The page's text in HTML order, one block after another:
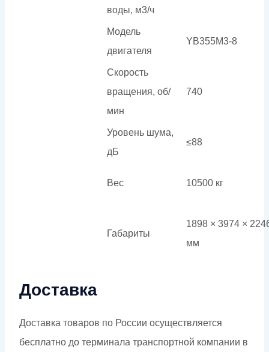
воды, м3/ч
Модель
двигателя
YB355M3-8
Скорость
вращения, об/
мин
740
Уровень шума,
дБ
≤88
Вес 10500 кг
Габариты
1898 × 3974 ×
мм
Доставка
Доставка товаров по России осуществляется
бесплатно до терминала транспортной компании в